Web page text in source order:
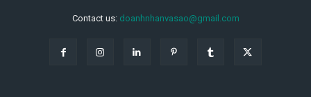
Contact us: doanhnhanvasao@gmail.com